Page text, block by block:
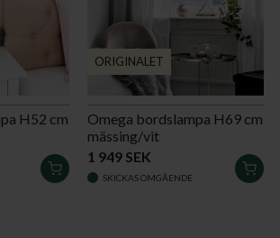
H52 cm
LÄGG
I
ORIGINALET
Omega bordslampa H69 cm
mässing/vit
1 949 SEK
I
SKICKAS OMGÅENDE